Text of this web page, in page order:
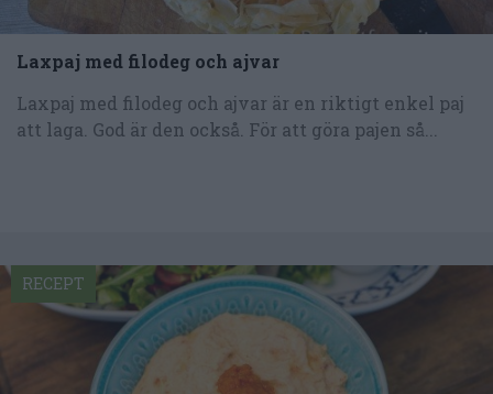
Laxpaj med filodeg och ajvar
Laxpaj med filodeg och ajvar är en riktigt enkel paj
att laga. God är den också. För att göra pajen så...
RECEPT